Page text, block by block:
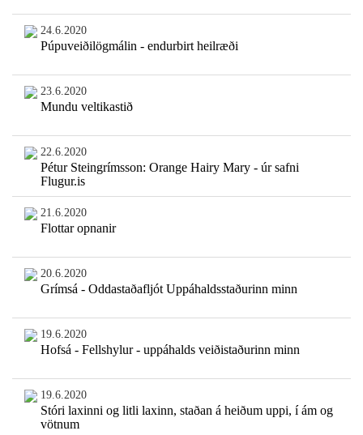
24.6.2020
Púpuveiðilögmálin - endurbirt heilræði
23.6.2020
Mundu veltikastið
22.6.2020
Pétur Steingrímsson: Orange Hairy Mary - úr safni
Flugur.is
21.6.2020
Flottar opnanir
20.6.2020
Grímsá - Oddastaðafljót Uppáhaldsstaðurinn minn
19.6.2020
Hofsá - Fellshylur - uppáhalds veiðistaðurinn minn
19.6.2020
Stóri laxinni og litli laxinn, staðan á heiðum uppi, í ám og
vötnum